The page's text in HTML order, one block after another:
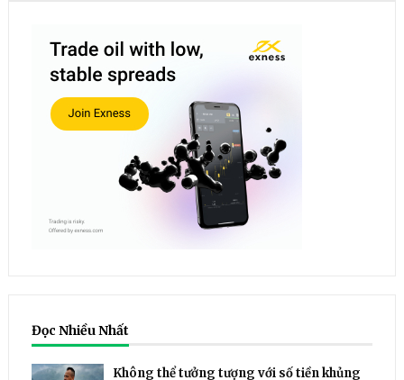
Đọc Nhiều Nhất
Không thể tưởng tượng với số tiền khủng